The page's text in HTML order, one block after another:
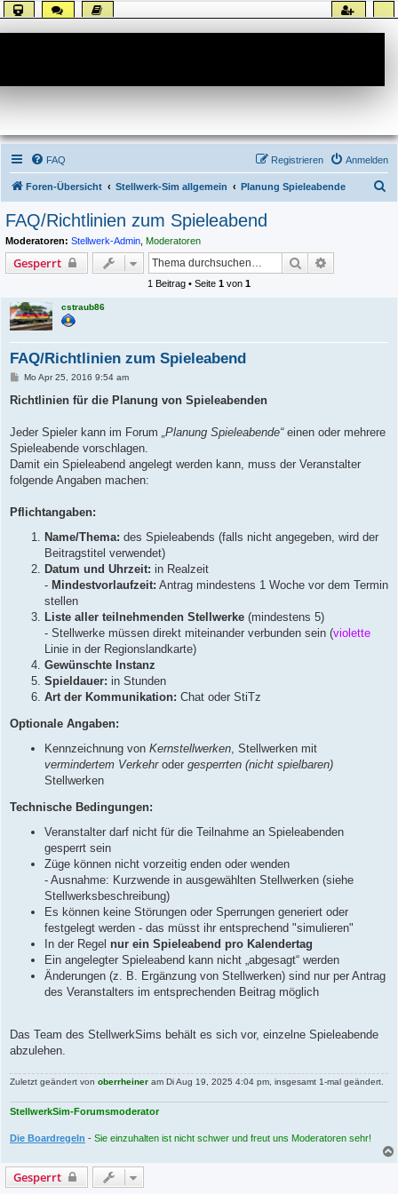
FAQ Anmelden
Registrieren
Foren-Übersicht Stellwerk-Sim allgemein Planung Spieleabende
FAQ/Richtlinien zum Spieleabend
Moderatoren: Stellwerk-Admin Moderatoren
Gesperrt Suche
1 Beitrag • Seite 1 von 1
cstraub86
FAQ/Richtlinien zum Spieleabend
B
i
a
Mo Apr 25, 2016 9:54 am
Richtlinien für die Planung von Spieleabenden
Jeder Spieler kann im Forum „Planung Spieleabende“einen oder mehrere
Spieleabende vorschlagen.
Damit ein Spieleabend angelegt werden kann, muss der Veranstalter
folgende Angaben machen:
Pflichtangaben:
Name/Thema: des Spieleabends (falls nicht angegeben, wird der
Beitragstitel verwendet)
Datum und Uhrzeit: in Realzeit
- Mindestvorlaufzeit: Antrag mindestens 1 Woche vor dem Termin
stellen
Liste aller teilnehmenden Stellwerke (mindestens 5)
- Stellwerke müssen direkt miteinander verbunden sein (violette
Linie in der Regionslandkarte)
Gewünschte Instanz
Spieldauer: in Stunden
Art der Kommunikation: Chat oder StiTz
Optionale Angaben:
Kennzeichnung von Kernstellwerken, Stellwerken mit
vermindertem Verkehroder gesperrten (nicht spielbaren)
Stellwerken
Technische Bedingungen:
Veranstalter darf nicht für die Teilnahme an Spieleabenden
gesperrt sein
Züge können nicht vorzeitig enden oder wenden
- Ausnahme: Kurzwende in ausgewählten Stellwerken (siehe
Stellwerksbeschreibung)
Es können keine Störungen oder Sperrungen generiert oder
festgelegt werden - das müsst ihr entsprechend "simulieren"
In der Regel nur ein Spieleabend pro Kalendertag
Ein angelegter Spieleabend kann nicht „abgesagt“ werden
Änderungen (z. B. Ergänzung von Stellwerken) sind nur per Antrag
des Veranstalters im entsprechenden Beitrag möglich
Das Team des StellwerkSims behält es sich vor, einzelne Spieleabende
abzulehen.
Zuletzt geändert von oberrheiner am Di Aug 19, 2025 4:04 pm, insgesamt 1-mal geändert.
StellwerkSim-Forumsmoderator
Die Boardregeln - Sie einzuhalten ist nicht schwer und freut uns Moderatoren sehr!
Gesperrt